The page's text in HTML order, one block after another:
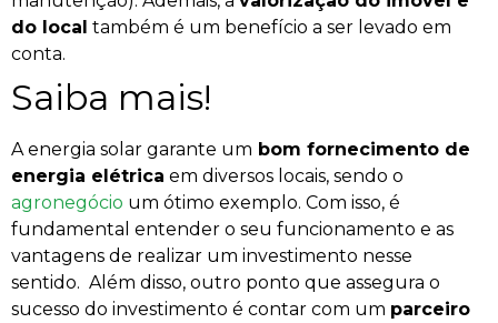
do local também é um benefício a ser levado em
conta.
Saiba mais!
A energia solar garante um bom fornecimento de
energia elétrica em diversos locais, sendo o
agronegócio um ótimo exemplo. Com isso, é
fundamental entender o seu funcionamento e as
vantagens de realizar um investimento nesse
sentido. Além disso, outro ponto que assegura o
sucesso do investimento é contar com um parceiro